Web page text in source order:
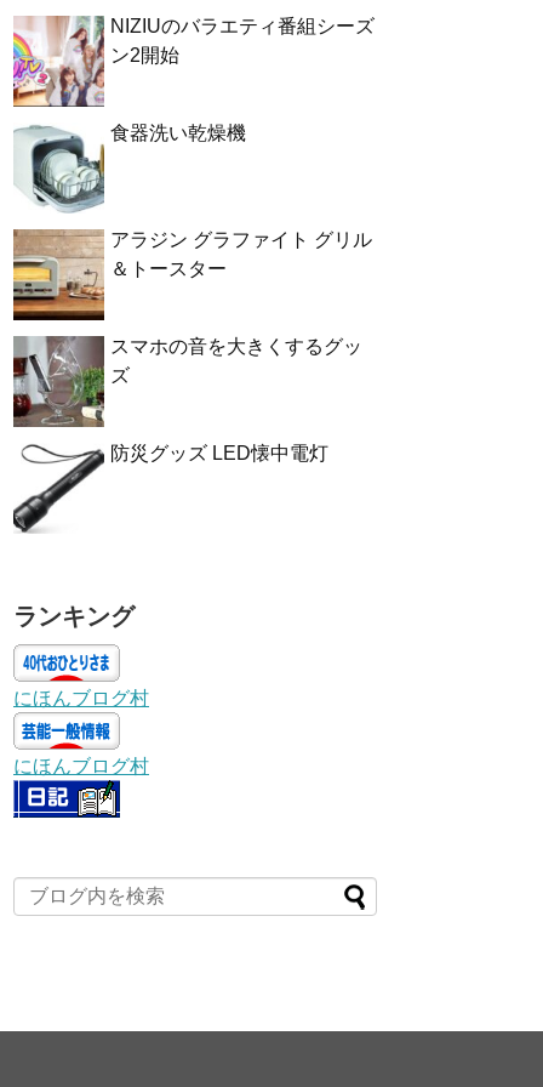
NIZIUのバラエティ番組シーズ
ン2開始
食器洗い乾燥機
アラジン グラファイト グリル
＆トースター
スマホの音を大きくするグッ
ズ
防災グッズ LED懐中電灯
ランキング
にほんブログ村
にほんブログ村